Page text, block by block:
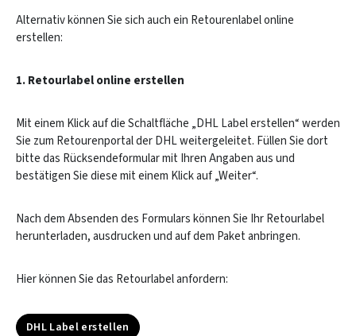
Alternativ können Sie sich auch ein Retourenlabel online
erstellen:
1. Retourlabel online erstellen
Mit einem Klick auf die Schaltfläche „DHL Label erstellen“ werden
Sie zum Retourenportal der DHL weitergeleitet. Füllen Sie dort
bitte das Rücksendeformular mit Ihren Angaben aus und
bestätigen Sie diese mit einem Klick auf „Weiter“.
Nach dem Absenden des Formulars können Sie Ihr Retourlabel
herunterladen, ausdrucken und auf dem Paket anbringen.
Hier können Sie das Retourlabel anfordern:
DHL Label erstellen